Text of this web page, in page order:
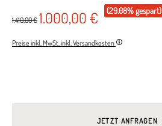
1.410,00 € 1.000,00 € (29.08% gespart)
Preise inkl. MwSt. inkl. Versandkosten
JETZT ANFRAGEN